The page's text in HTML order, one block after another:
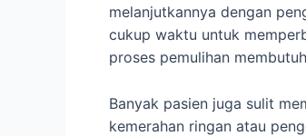
melanjutkannya dengan
cukup waktu untuk
proses pemulihan
Banyak pasien juga sulit
kemerahan ringan atau